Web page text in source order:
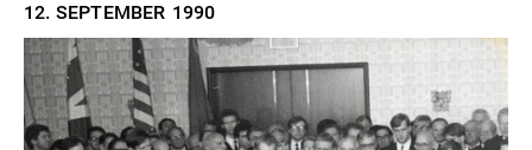
12. SEPTEMBER 1990